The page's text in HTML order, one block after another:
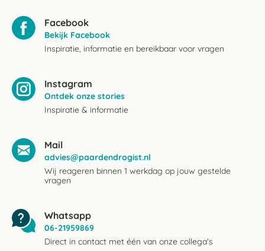
Facebook
Bekijk Facebook
Inspiratie, informatie en bereikbaar voor vragen
Instagram
Ontdek onze stories
Inspiratie & informatie
Mail
advies@paardendrogist.nl
Wij reageren binnen 1 werkdag op jouw gestelde
vragen
Whatsapp
06-21959869
Direct in contact met één van onze collega's